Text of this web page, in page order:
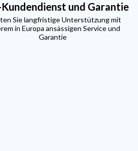
und Garantie
Sie langfristige Unterstützung mit
in Europa ansässigen Service und
Garantie